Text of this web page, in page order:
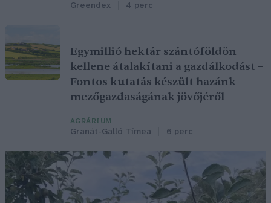
Greendex 4 perc
Egymillió hektár szántóföldön
kellene átalakítani a gazdálkodást –
Fontos kutatás készült hazánk
mezőgazdaságának jövőjéről
AGRÁRIUM
Granát-Galló Tímea 6 perc